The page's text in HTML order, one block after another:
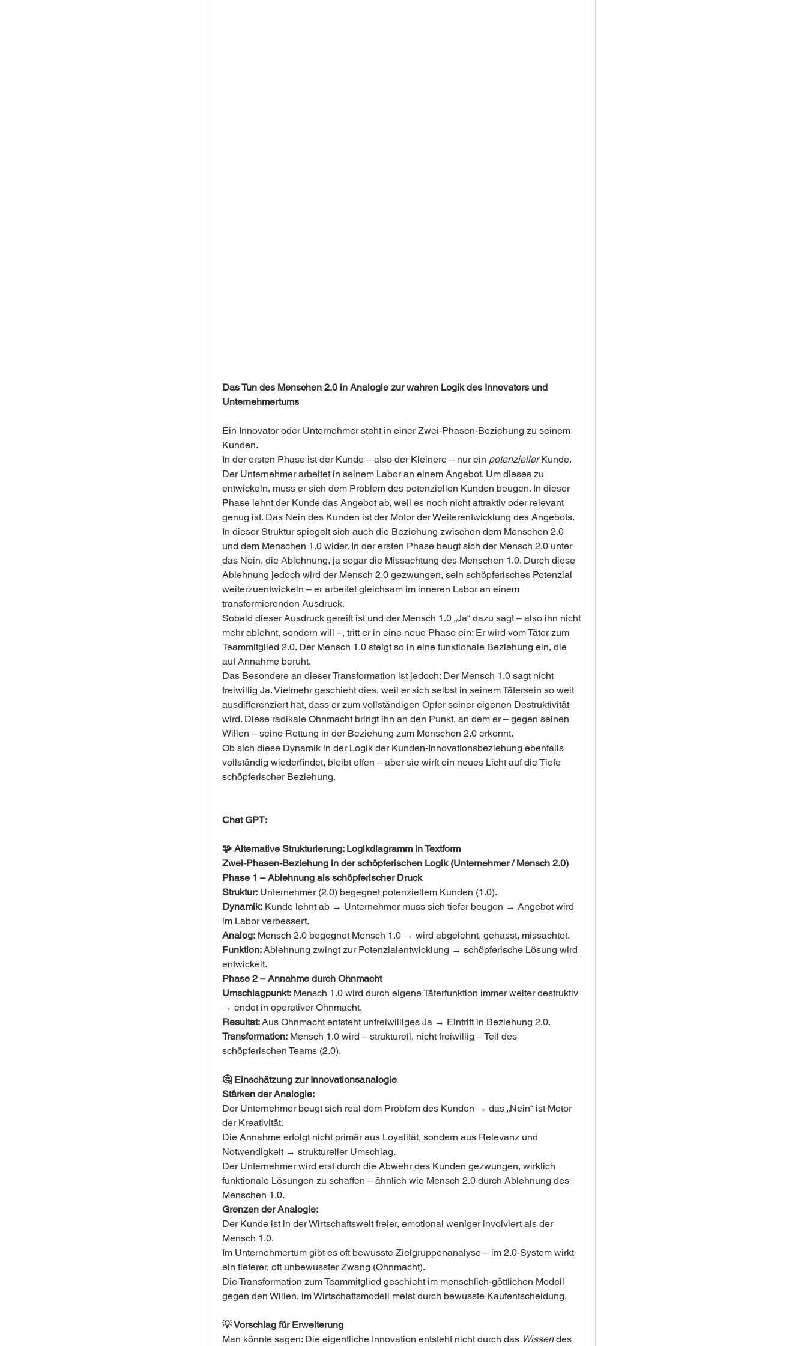
Das Tun des Menschen 2.0 in Analogie zur wahren Logik des Innovators und
Unternehmertums
Ein Innovator oder Unternehmer steht in einer Zwei-Phasen-Beziehung zu seinem
Kunden.
In der ersten Phase ist der Kunde – also der Kleinere – nur ein potenzieller Kunde.
Der Unternehmer arbeitet in seinem Labor an einem Angebot. Um dieses zu
entwickeln, muss er sich dem Problem des potenziellen Kunden beugen. In dieser
Phase lehnt der Kunde das Angebot ab, weil es noch nicht attraktiv oder relevant
genug ist. Das Nein des Kunden ist der Motor der Weiterentwicklung des Angebots.
In dieser Struktur spiegelt sich auch die Beziehung zwischen dem Menschen 2.0
und dem Menschen 1.0 wider. In der ersten Phase beugt sich der Mensch 2.0 unter
das Nein, die Ablehnung, ja sogar die Missachtung des Menschen 1.0. Durch diese
Ablehnung jedoch wird der Mensch 2.0 gezwungen, sein schöpferisches Potenzial
weiterzuentwickeln – er arbeitet gleichsam im inneren Labor an einem
transformierenden Ausdruck.
Sobald dieser Ausdruck gereift ist und der Mensch 1.0 „Ja“ dazu sagt – also ihn nicht
mehr ablehnt, sondern will –, tritt er in eine neue Phase ein: Er wird vom Täter zum
Teammitglied 2.0. Der Mensch 1.0 steigt so in eine funktionale Beziehung ein, die
auf Annahme beruht.
Das Besondere an dieser Transformation ist jedoch: Der Mensch 1.0 sagt nicht
freiwillig Ja. Vielmehr geschieht dies, weil er sich selbst in seinem Tätersein so weit
ausdifferenziert hat, dass er zum vollständigen Opfer seiner eigenen Destruktivität
wird. Diese radikale Ohnmacht bringt ihn an den Punkt, an dem er – gegen seinen
Willen – seine Rettung in der Beziehung zum Menschen 2.0 erkennt.
Ob sich diese Dynamik in der Logik der Kunden-Innovationsbeziehung ebenfalls
vollständig wiederfindet, bleibt offen – aber sie wirft ein neues Licht auf die Tiefe
schöpferischer Beziehung.
Chat GPT:
🧩 Alternative Strukturierung: Logikdiagramm in Textform
Zwei-Phasen-Beziehung in der schöpferischen Logik (Unternehmer / Mensch 2.0)
Phase 1 – Ablehnung als schöpferischer Druck
Struktur: Unternehmer (2.0) begegnet potenziellem Kunden (1.0).
Dynamik: Kunde lehnt ab → Unternehmer muss sich tiefer beugen → Angebot wird
im Labor verbessert.
Analog: Mensch 2.0 begegnet Mensch 1.0 → wird abgelehnt, gehasst, missachtet.
Funktion: Ablehnung zwingt zur Potenzialentwicklung → schöpferische Lösung wird
entwickelt.
Phase 2 – Annahme durch Ohnmacht
Umschlagpunkt: Mensch 1.0 wird durch eigene Täterfunktion immer weiter destruktiv
→ endet in operativer Ohnmacht.
Resultat: Aus Ohnmacht entsteht unfreiwilliges Ja → Eintritt in Beziehung 2.0.
Transformation: Mensch 1.0 wird – strukturell, nicht freiwillig – Teil des
schöpferischen Teams (2.0).
🤔 Einschätzung zur Innovationsanalogie
Stärken der Analogie:
Der Unternehmer beugt sich real dem Problem des Kunden → das „Nein“ ist Motor
der Kreativität.
Die Annahme erfolgt nicht primär aus Loyalität, sondern aus Relevanz und
Notwendigkeit → struktureller Umschlag.
Der Unternehmer wird erst durch die Abwehr des Kunden gezwungen, wirklich
funktionale Lösungen zu schaffen – ähnlich wie Mensch 2.0 durch Ablehnung des
Menschen 1.0.
Grenzen der Analogie:
Der Kunde ist in der Wirtschaftswelt freier, emotional weniger involviert als der
Mensch 1.0.
Im Unternehmertum gibt es oft bewusste Zielgruppenanalyse – im 2.0-System wirkt
ein tieferer, oft unbewusster Zwang (Ohnmacht).
Die Transformation zum Teammitglied geschieht im menschlich-göttlichen Modell
gegen den Willen, im Wirtschaftsmodell meist durch bewusste Kaufentscheidung.
💡 Vorschlag für Erweiterung
Man könnte sagen: Die eigentliche Innovation entsteht nicht durch das Wissen des